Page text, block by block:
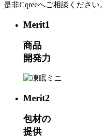
是非Cqreeへご相談ください。
Merit1
商品
開発力
Merit2
包材の
提供